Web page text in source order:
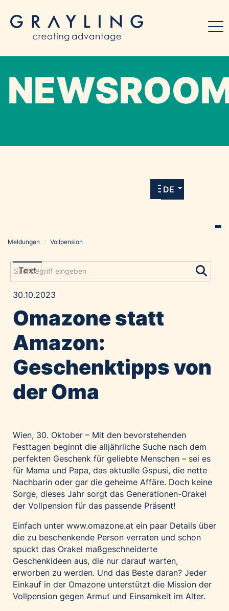
allen Meldungen und Downloads unserer
DE
Grayling Agentur
Alawyer
Amadeus Austrian Music Awards
Constantia Flexibles
Costa Kreuzfahrten
Emirates
GE HealthCare
Home of Work
Huawei Consumer Business Group
IT:U
JP Immobilien
JYSK
Kroatische Zentrale für Tourismus
List Holding Gruppe
Marble House
Mediaplus
Microsoft
Meldungen / Vollpension
Text
30.10.2023
Omazone statt
Amazon:
Geschenktipps von
der Oma
Wien, 30. Oktober – Mit den bevorstehenden
Festtagen beginnt die alljährliche Suche nach dem
perfekten Geschenk für geliebte Menschen – sei es
für Mama und Papa, das aktuelle Gspusi, die nette
Nachbarin oder gar die geheime Affäre. Doch keine
Sorge, dieses Jahr sorgt das Generationen-Orakel
der Vollpension für das passende Präsent!
Einfach unter www.omazone.at ein paar Details über
die zu beschenkende Person verraten und schon
spuckt das Orakel maßgeschneiderte
Geschenkideen aus, die nur darauf warten,
erworben zu werden. Und das Beste daran? Jeder
Einkauf in der Omazone unterstützt die Mission der
Vollpension gegen Armut und Einsamkeit im Alter.